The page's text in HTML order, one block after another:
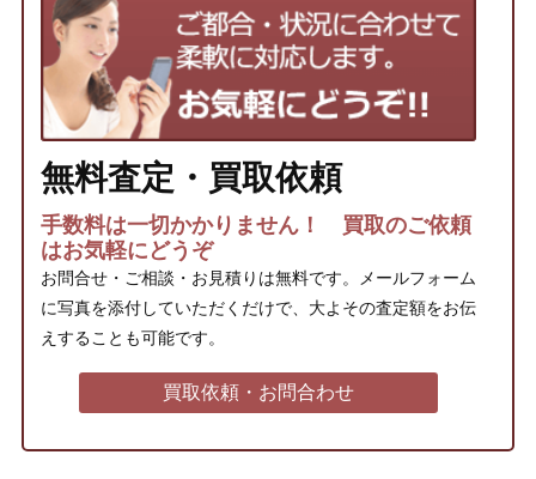
無料査定・買取依頼
手数料は一切かかりません！ 買取のご依頼
はお気軽にどうぞ
お問合せ・ご相談・お見積りは無料です。メールフォーム
に写真を添付していただくだけで、大よその査定額をお伝
えすることも可能です。
買取依頼・お問合わせ